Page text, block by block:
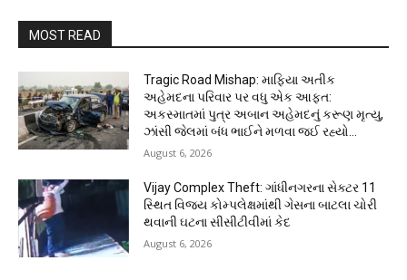
MOST READ
Tragic Road Mishap: માફિયા અતીક
અહેમદના પરિવાર પર વધુ એક આફત:
અકસ્માતમાં પુત્ર અબાન અહેમદનું કરૂણ મૃત્યુ,
ઝાંસી જેલમાં બંધ ભાઈને મળવા જઈ રહ્યો...
August 6, 2026
Vijay Complex Theft: ગાંધીનગરના સેક્ટર 11
સ્થિત વિજય કોમ્પલેક્ષમાંથી ગેસના બાટલા ચોરી
થવાની ઘટના સીસીટીવીમાં કેદ
August 6, 2026